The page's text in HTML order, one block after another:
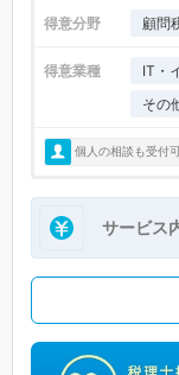
得意分野 顧問
得意業種 IT・
その
個人の相談も受付
サービス